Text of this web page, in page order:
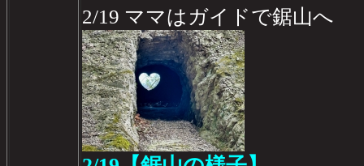
2/19 ママはガイドで鋸山へ